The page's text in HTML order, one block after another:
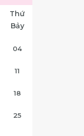
Thứ
Bảy
04
11
18
25